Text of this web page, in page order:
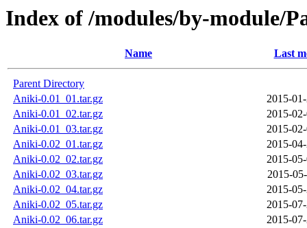
Index of /modules/by-module/
Name Last
Parent Directory
Aniki-0.01_01.tar.gz
2015-
Aniki-0.01_02.tar.gz
2015-
Aniki-0.01_03.tar.gz
2015-
Aniki-0.02_01.tar.gz
2015-
Aniki-0.02_02.tar.gz
2015-
Aniki-0.02_03.tar.gz
2015-
Aniki-0.02_04.tar.gz
2015-
Aniki-0.02_05.tar.gz
2015-
Aniki-0.02_06.tar.gz
2015-